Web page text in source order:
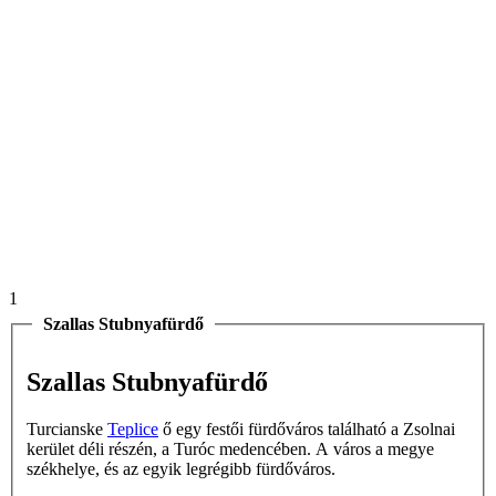
1
Szallas Stubnyafürdő
Szallas Stubnyafürdő
Turcianske Teplice ő egy festői fürdőváros található a Zsolnai
kerület déli részén, a Turóc medencében. A város a megye
székhelye, és az egyik legrégibb fürdőváros.